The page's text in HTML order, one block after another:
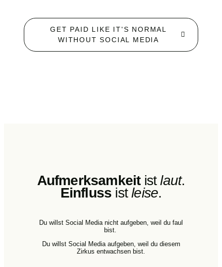
GET PAID LIKE IT'S NORMAL
WITHOUT SOCIAL MEDIA
Aufmerksamkeit istlaut.
Einfluss istleise.
Du willst Social Media nicht aufgeben, weil du faul
bist.
Du willst Social Media aufgeben, weil du diesem
Zirkus entwachsen bist.